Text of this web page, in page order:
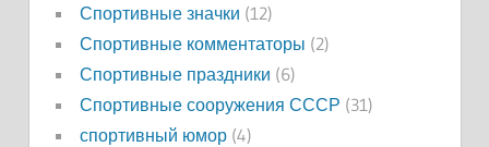
Спортивные значки (12)
Спортивные комментаторы (2)
Спортивные праздники (6)
Спортивные сооружения СССР (31)
спортивный юмор(4)